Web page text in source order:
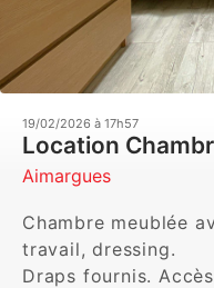
19/02/2026 à 17h57
Location
Aimargues
Chambre meublée
travail, dressing.
Draps fournis.